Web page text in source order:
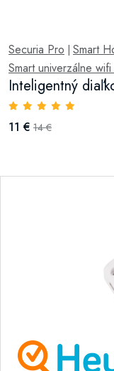
Securia Pro Smart
Smart univerzálne
Inteligentný
11 € 14 €